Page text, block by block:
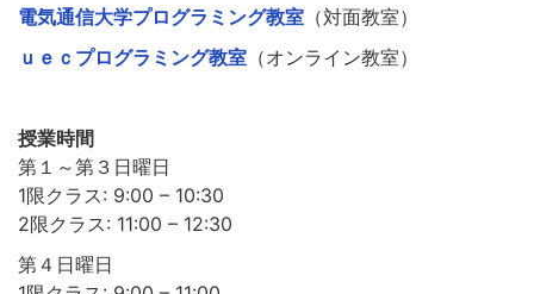
電気通信大学プログラミング教室 （対面教室）
ｕｅｃプログラミング教室 （オンライン教室）
授業時間
第１～第３日曜日
1限クラス: 9:00 – 10:30
2限クラス: 11:00 – 12:30
第４日曜日